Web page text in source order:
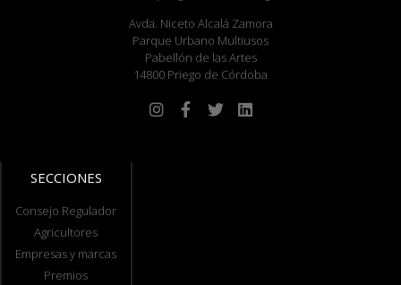
Avda. Niceto Alcalá Zamora
Parque Urbano Multiusos
Pabellón de las Artes
14800 Priego de Córdoba
SECCIONES
Consejo Regulador
Agricultores
Empresas y marcas
Premios